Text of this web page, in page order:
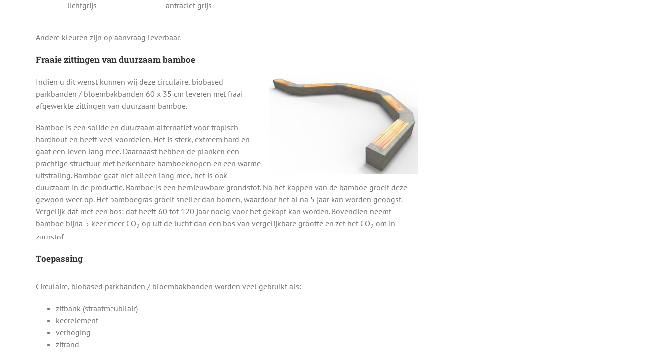
lichtgrijs
antraciet grijs
Andere kleuren zijn op aanvraag leverbaar.
Fraaie zittingen van duurzaam bamboe
Indien u dit wenst kunnen wij deze circulaire, biobased
parkbanden / bloembakbanden 60 x 35 cm leveren met fraai
afgewerkte zittingen van duurzaam bamboe.
Bamboe is een solide en duurzaam alternatief voor tropisch
hardhout en heeft veel voordelen. Het is sterk, extreem hard en
gaat een leven lang mee. Daarnaast hebben de planken een
prachtige structuur met herkenbare bamboeknopen en een warme
uitstraling. Bamboe gaat niet alleen lang mee, het is ook
duurzaam in de productie. Bamboe is een hernieuwbare grondstof. Na het kappen van de bamboe groeit deze
gewoon weer op. Het bamboegras groeit sneller dan bomen, waardoor het al na 5 jaar kan worden geoogst.
Vergelijk dat met een bos: dat heeft 60 tot 120 jaar nodig voor het gekapt kan worden. Bovendien neemt
bamboe bijna 5 keer meer CO2 op uit de lucht dan een bos van vergelijkbare grootte en zet het CO2 om in
zuurstof.
Toepassing
Circulaire, biobased parkbanden / bloembakbanden worden veel gebruikt als:
zitbank (straatmeubilair)
keerelement
verhoging
zitrand